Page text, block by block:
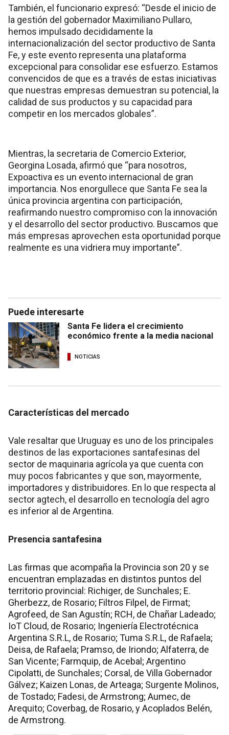
También, el funcionario expresó: “Desde el inicio de
la gestión del gobernador Maximiliano Pullaro,
hemos impulsado decididamente la
internacionalización del sector productivo de Santa
Fe, y este evento representa una plataforma
excepcional para consolidar ese esfuerzo. Estamos
convencidos de que es a través de estas iniciativas
que nuestras empresas demuestran su potencial, la
calidad de sus productos y su capacidad para
competir en los mercados globales”.
Mientras, la secretaria de Comercio Exterior,
Georgina Losada, afirmó que “para nosotros,
Expoactiva es un evento internacional de gran
importancia. Nos enorgullece que Santa Fe sea la
única provincia argentina con participación,
reafirmando nuestro compromiso con la innovación
y el desarrollo del sector productivo. Buscamos que
más empresas aprovechen esta oportunidad porque
realmente es una vidriera muy importante”.
Puede interesarte
Santa Fe lidera el crecimiento
económico frente a la media nacional
NOTICIAS
Características del mercado
Vale resaltar que Uruguay es uno de los principales
destinos de las exportaciones santafesinas del
sector de maquinaria agrícola ya que cuenta con
muy pocos fabricantes y que son, mayormente,
importadores y distribuidores. En lo que respecta al
sector agtech, el desarrollo en tecnología del agro
es inferior al de Argentina.
Presencia santafesina
Las firmas que acompaña la Provincia son 20 y se
encuentran emplazadas en distintos puntos del
territorio provincial: Richiger, de Sunchales; E.
Gherbezz, de Rosario; Filtros Filpel, de Firmat;
Agrofeed, de San Agustín; RCH, de Chañar Ladeado;
IoT Cloud, de Rosario; Ingeniería Electrotécnica
Argentina S.R.L, de Rosario; Tuma S.R.L, de Rafaela;
Deisa, de Rafaela; Pramso, de Iriondo; Alfaterra, de
San Vicente; Farmquip, de Acebal; Argentino
Cipolatti, de Sunchales; Corsal, de Villa Gobernador
Gálvez; Kaizen Lonas, de Arteaga; Surgente Molinos,
de Tostado; Fadesi, de Armstrong; Aumec, de
Arequito; Coverbag, de Rosario, y Acoplados Belén,
de Armstrong.